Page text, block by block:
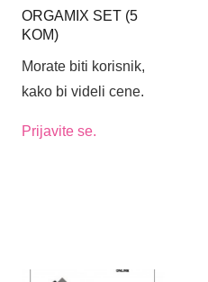
ORGAMIX SET (5
KOM)
Morate biti korisnik,
kako bi videli cene.
Prijavite se.